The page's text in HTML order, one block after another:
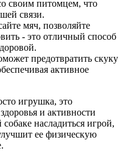
своим питомцем, что
связи.
мяч, позволяйте
- это отличный способ
предотвратить скуку
активное
игрушка, это
и активности
насладиться игрой,
ее физическую